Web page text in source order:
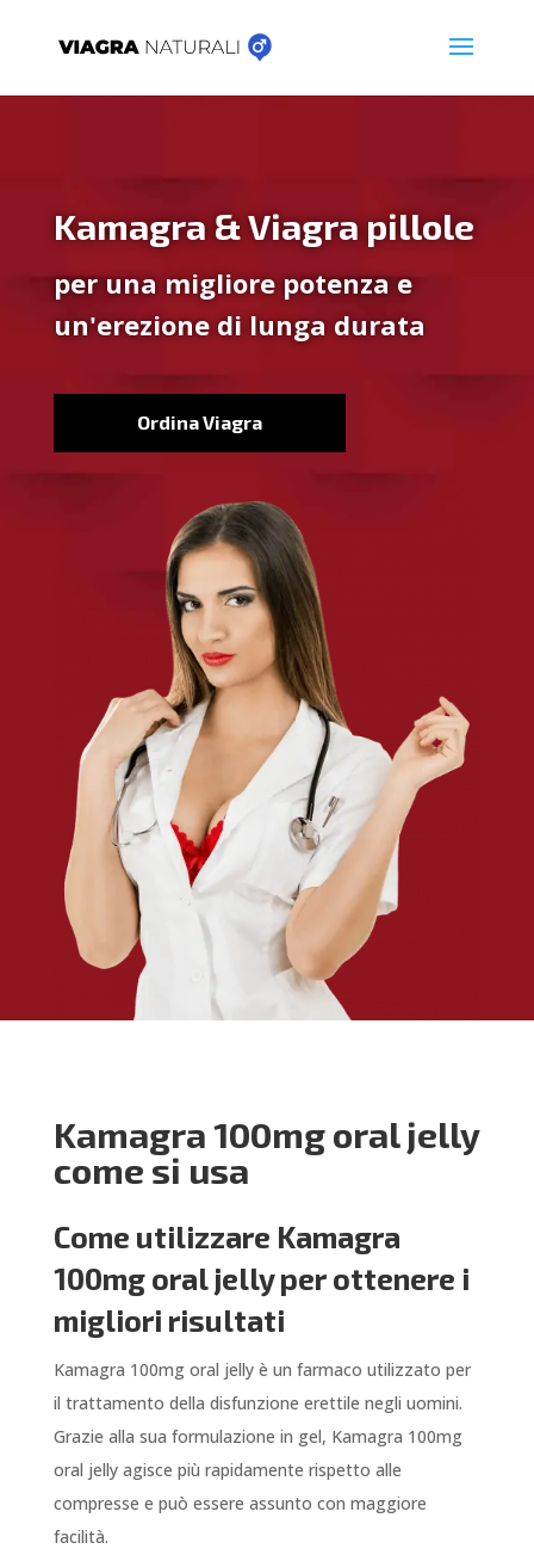
Kamagra & Viagra pillole
per una migliore potenza e
un'erezione di lunga durata
Ordina Viagra
Kamagra 100mg oral jelly
come si usa
Come utilizzare Kamagra
100mg oral jelly per ottenere i
migliori risultati
Kamagra 100mg oral jelly è un farmaco utilizzato per
il trattamento della disfunzione erettile negli uomini.
Grazie alla sua formulazione in gel, Kamagra 100mg
oral jelly agisce più rapidamente rispetto alle
compresse e può essere assunto con maggiore
facilità.